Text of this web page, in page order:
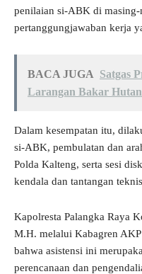
penilaian si-ABK di masing-
pertanggungjawaban kerja
BACA JUGA Satgas
Larangan Bakar
Dalam kesempatan itu,
si-ABK, pembulatan dan
Polda Kalteng, serta sesi
kendala dan tantangan
Kapolresta Palangka Raya
M.H. melalui Kabagren
bahwa asistensi ini
perencanaan dan